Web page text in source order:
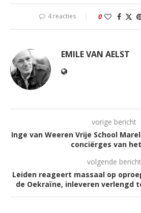
4 reacties 0
EMILE VAN AELST
vorige bericht
Inge van Weeren Vrije School
conciërges van
volgende bericht
Leiden reageert massaal op
de Oekraïne, inleveren verlengd